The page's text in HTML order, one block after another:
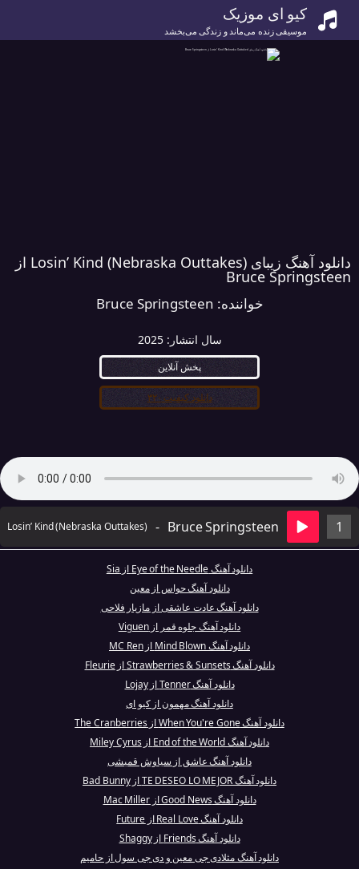
کیو ای موزیک
موسیقی زنده می‌ماند و زندگی می‌بخشد
دانلود آهنگ زیبای Losin’ Kind (Nebraska Outtakes) از
Bruce Springsteen
خواننده: Bruce Springsteen
سال انتشار:2025
پخش آنلاین
دانلود کیفیت ۳۲۰
1
Bruce Springsteen
-
Losin’ Kind (Nebraska Outtakes)
دانلود آهنگ Eye of the Needle از Sia
دانلود آهنگ حواس از معین
دانلود آهنگ عادت عاشقی از مازیار فلاحی
دانلود آهنگ جلوه قمر از Viguen
دانلود آهنگ Mind Blown از MC Ren
دانلود آهنگ Strawberries & Sunsets از Fleurie
دانلود آهنگ Tenner از Lojay
دانلود آهنگ مهمون از کیو ای
دانلود آهنگ When You're Gone از The Cranberries
دانلود آهنگ End of the World از Miley Cyrus
دانلود آهنگ عاشق از سیاوش قمیشی
دانلود آهنگ TE DESEO LO MEJOR از Bad Bunny
دانلود آهنگ Good News از Mac Miller
دانلود آهنگ Real Love از Future
دانلود آهنگ Friends از Shaggy
دانلود آهنگ مثلادی جی معین و دی جی سول از حامیم